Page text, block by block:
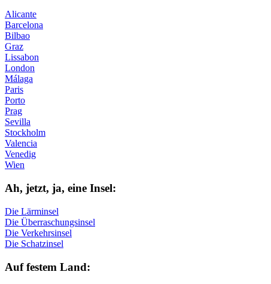
Alicante
Barcelona
Bilbao
Graz
Lissabon
London
Málaga
Paris
Porto
Prag
Sevilla
Stockholm
Valencia
Venedig
Wien
Ah, jetzt, ja, ei­ne In­sel:
Die Lärminsel
Die Überraschungsinsel
Die Verkehrsinsel
Die Schatzinsel
Auf fe­stem Land: